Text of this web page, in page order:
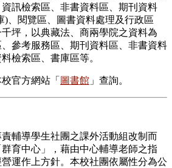
訊檢索區、非書資料區、期刊資料
)、閱覽區、圖書資料處理及行政區
坪，以典藏法、商兩學院之資料為
參考服務區、期刊資料區、非書資料
檢索區、書庫區等。
官方網站「 圖書館 」查詢。
輔導學生社團之課外活動組改制而
育中心」，藉由中心輔導老師之指
運作上方針。本校社團依屬性分為公